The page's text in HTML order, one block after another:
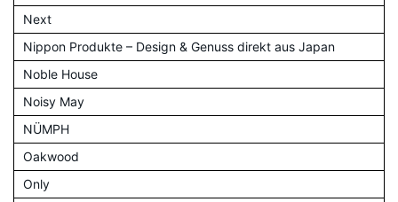
Next
Nippon Produkte – Design & Genuss direkt aus Japan
Noble House
Noisy May
NÜMPH
Oakwood
Only